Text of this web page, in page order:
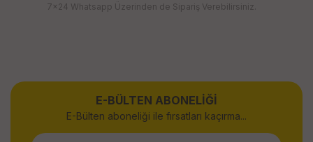
7x24 Whatsapp Üzerinden de Sipariş Verebilirsiniz.
E-BÜLTEN ABONELİĞİ
E-Bülten aboneliği ile fırsatları kaçırma...